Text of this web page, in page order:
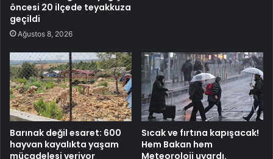
öncesi 20 ilçede teyakkuza
geçildi
Ağustos 8, 2026
Barınak değil esaret: 600
hayvan kayalıkta yaşam
mücadelesi veriyor
Sıcak ve fırtına kapışacak!
Hem Bakan hem
Meteoroloji uyardı.